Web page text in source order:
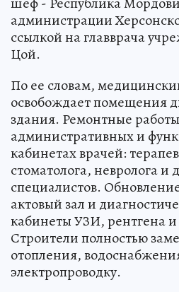
администрации
ссылкой на главврача
Цой.
По ее словам,
освобождает помещения
здания. Ремонтные
административных и
кабинетах врачей:
стоматолога, невролога
специалистов.
актовый зал и
кабинеты УЗИ, рентгена и
Строители полностью
отопления,
электропроводку.